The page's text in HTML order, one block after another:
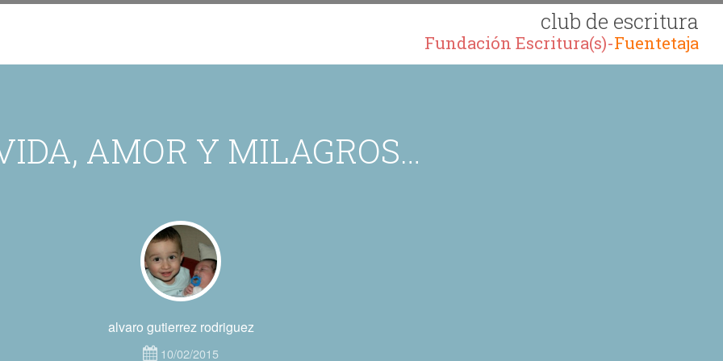
club de escritura
Fundación Escritura(s)-Fuentetaja
AMOR Y MILAGROS…
alvaro gutierrez rodriguez
10/02/2015